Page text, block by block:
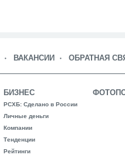
ВАКАНСИИ ОБРАТНАЯ
БИЗНЕС
РСХБ: Сделано в России
Личные деньги
Компании
Тенденции
Рейтинги